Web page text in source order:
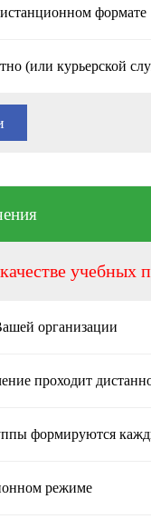
формате
(или курьерской
учебных
организации
проходит
формируются
режиме